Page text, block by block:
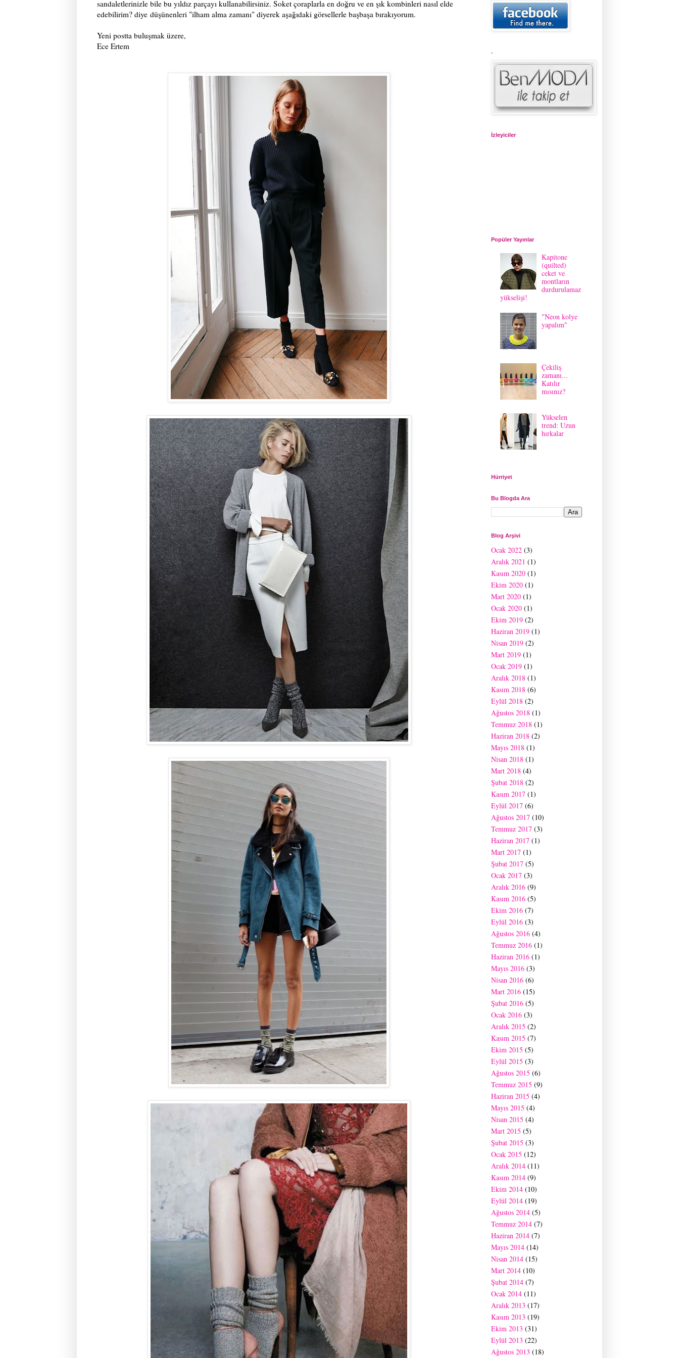
sandaletlerinizle bile bu yıldız parçayı kullanabilirsiniz. Soket çoraplarla en doğru ve en şık kombinleri nasıl elde
edebilirim? diye düşünenleri "ilham alma zamanı" diyerek aşağıdaki görsellerle başbaşa bırakıyorum.
Yeni postta buluşmak üzere,
Ece Ertem
.
İzleyiciler
Popüler Yayınlar
Kapitone
(quilted)
ceket ve
montların
durdurulamaz
yükselişi!
"Neon kolye
yapalım"
Çekiliş
zamanı...
Katılır
mısınız?
Yükselen
trend: Uzun
hırkalar
Hürriyet
Bu Blogda Ara
Blog Arşivi
Ocak 2022 (3)
Aralık 2021 (1)
Kasım 2020 (1)
Ekim 2020 (1)
Mart 2020 (1)
Ocak 2020 (1)
Ekim 2019 (2)
Haziran 2019 (1)
Nisan 2019 (2)
Mart 2019 (1)
Ocak 2019 (1)
Aralık 2018 (1)
Kasım 2018 (6)
Eylül 2018 (2)
Ağustos 2018 (1)
Temmuz 2018 (1)
Haziran 2018 (2)
Mayıs 2018 (1)
Nisan 2018 (1)
Mart 2018 (4)
Şubat 2018 (2)
Kasım 2017 (1)
Eylül 2017 (6)
Ağustos 2017 (10)
Temmuz 2017 (3)
Haziran 2017 (1)
Mart 2017 (1)
Şubat 2017 (5)
Ocak 2017 (3)
Aralık 2016 (9)
Kasım 2016 (5)
Ekim 2016 (7)
Eylül 2016 (3)
Ağustos 2016 (4)
Temmuz 2016 (1)
Haziran 2016 (1)
Mayıs 2016 (3)
Nisan 2016 (6)
Mart 2016 (15)
Şubat 2016 (5)
Ocak 2016 (3)
Aralık 2015 (2)
Kasım 2015 (7)
Ekim 2015 (5)
Eylül 2015 (3)
Ağustos 2015 (6)
Temmuz 2015 (9)
Haziran 2015 (4)
Mayıs 2015 (4)
Nisan 2015 (4)
Mart 2015 (5)
Şubat 2015 (3)
Ocak 2015 (12)
Aralık 2014 (11)
Kasım 2014 (9)
Ekim 2014 (10)
Eylül 2014 (19)
Ağustos 2014 (5)
Temmuz 2014 (7)
Haziran 2014 (7)
Mayıs 2014 (14)
Nisan 2014 (15)
Mart 2014 (10)
Şubat 2014 (7)
Ocak 2014 (11)
Aralık 2013 (17)
Kasım 2013 (19)
Ekim 2013 (31)
Eylül 2013 (22)
Ağustos 2013 (18)